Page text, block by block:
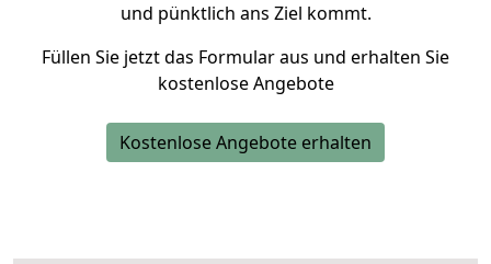
und pünktlich ans Ziel kommt.
Füllen Sie jetzt das Formular aus und erhalten Sie
kostenlose Angebote
Kostenlose Angebote erhalten